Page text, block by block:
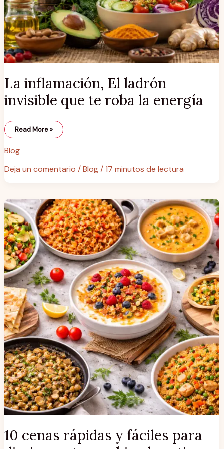
La inflamación, El ladrón
invisible que te roba la energía
Read More »
Blog
Deja un comentario /Blog/17 minutos de lectura
10 cenas rápidas y fáciles para
10
cenas
rápidas
y
fáciles
para
diario
que
te
cambian
la
rutina
sin
esfuerzo.